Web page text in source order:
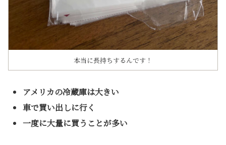
本当に長持ちするんです！
アメリカの冷蔵庫は大きい
車で買い出しに行く
一度に大量に買うことが多い